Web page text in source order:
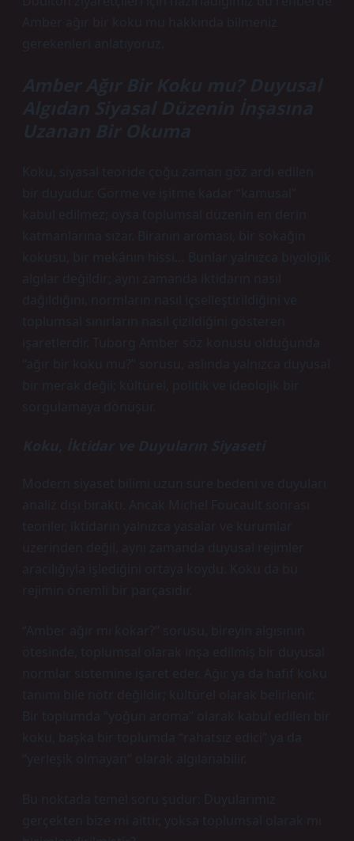
Amber ağır bir koku mu hakkında bilmeniz
gerekenleri anlatıyoruz.
Amber Ağır Bir Koku mu? Duyusal
Algıdan Siyasal Düzenin İnşasına
Uzanan Bir Okuma
Koku, siyasal teoride çoğu zaman göz ardı edilen
bir duyudur. Görme ve işitme kadar “kamusal”
kabul edilmez; oysa toplumsal düzenin en derin
katmanlarına sızar. Biranın aroması, bir sokağın
kokusu, bir mekânın hissi… Bunlar yalnızca biyolojik
algılar değildir; aynı zamanda iktidarın nasıl
dağıldığını, normların nasıl içselleştirildiğini ve
toplumsal sınırların nasıl çizildiğini gösteren
işaretlerdir. Tuborg Amber söz konusu olduğunda
“ağır bir koku mu?” sorusu, aslında yalnızca duyusal
bir merak değil; kültürel, politik ve ideolojik bir
sorgulamaya dönüşür.
Koku, İktidar ve Duyuların Siyaseti
Modern siyaset bilimi uzun süre bedeni ve duyuları
analiz dışı bıraktı. Ancak Michel Foucault sonrası
teoriler, iktidarın yalnızca yasalar ve kurumlar
üzerinden değil, aynı zamanda duyusal rejimler
aracılığıyla işlediğini ortaya koydu. Koku da bu
rejimin önemli bir parçasıdır.
“Amber ağır mı kokar?” sorusu, bireyin algısının
ötesinde, toplumsal olarak inşa edilmiş bir duyusal
normlar sistemine işaret eder. Ağır ya da hafif koku
tanımı bile nötr değildir; kültürel olarak belirlenir.
Bir toplumda “yoğun aroma” olarak kabul edilen bir
koku, başka bir toplumda “rahatsız edici” ya da
“yerleşik olmayan” olarak algılanabilir.
Bu noktada temel soru şudur: Duyularımız
gerçekten bize mi aittir, yoksa toplumsal olarak mı